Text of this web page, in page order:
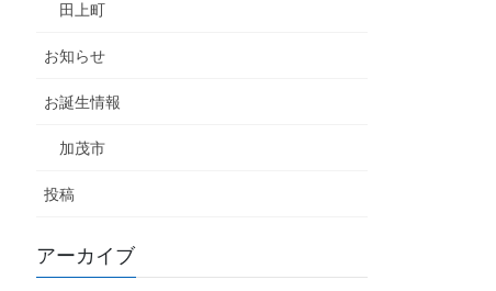
田上町
お知らせ
お誕生情報
加茂市
投稿
アーカイブ